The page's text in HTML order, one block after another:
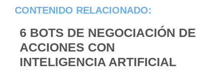
CONTENIDO RELACIONADO:
6 BOTS DE NEGOCIACIÓN DE
ACCIONES CON
INTELIGENCIA ARTIFICIAL